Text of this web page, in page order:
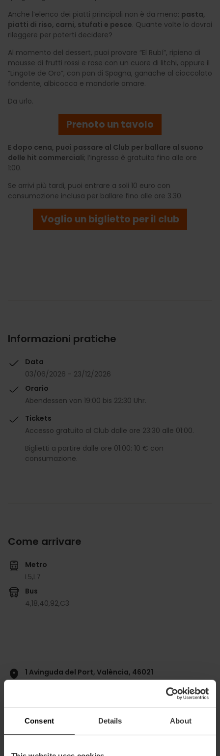
Consent Details About
Anche l’elenco dei piatti principali non è da meno: pasta,
piatti di riso, carni, stufati e pesce. Quante volte lo dovrai
rileggere per poterti decidere?
Al momento del dessert, puoi provare “El Rubí”, ripieno di
mousse di frutti rossi e rose con un cuore di litchi, oppure il
“Lingote de Oro”, con pan di Spagna, ganache al cioccolato
fondente, albicocca e mandorle amare.
Da urlo.
Prenoto un tavolo
E dopo cena, puoi passare al Club per ballare al suono
delle hit commerciali; l’ingresso è gratuito fino alle ore
1:00.
Se arrivi più tardi, puoi entrare a soli 10 euro con
consumazione inclusa per ballare fino alle ore 3.30.
Voglio un biglietto per il club
Informazioni pratiche
Data
03/06/2026 - 23/12/2026
Orario
Abendessen von 19:00 bis 22:30 Uhr.
Tickets
Accesso gratuito al Club dalle ore 23:30 alle 01:00.
Biglietti a partire dalle ore 01:00: 10 € con
consumazione.
Come arrivare
Metro
L5,L7
Bus
4,18,40,92,C3
1 Avinguda del Port, València, 46021